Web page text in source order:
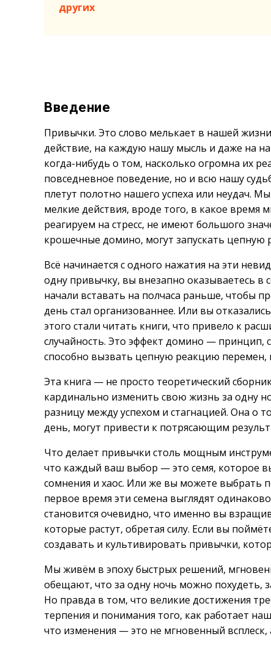
других
Введение
Привычки. Это слово мелькает в нашей
действие, на каждую нашу мысль и даже на
когда-нибудь о том, насколько огромна их
повседневное поведение, но и всю нашу
плетут полотно нашего успеха или неудач.
мелкие действия, вроде того, в какое время
реагируем на стресс, не имеют большого
крошечные домино, могут запускать
Всё начинается с одного нажатия на эти
одну привычку, вы внезапно оказываетесь
начали вставать на полчаса раньше, чтобы
день стал организованнее. Или вы
этого стали читать книги, что привело к
случайность. Это эффект домино — принцип,
способно вызвать цепную реакцию
Эта книга — не просто теоретический
кардинально изменить свою жизнь за одну
разницу между успехом и стагнацией. Она о
день, могут привести к потрясающим
Что делает привычки столь мощным
что каждый ваш выбор — это семя, которое
сомнения и хаос. Или же вы можете выбрать
первое время эти семена выглядят
становится очевидно, что именно вы
которые растут, обретая силу. Если вы
создавать и культивировать привычки,
Мы живём в эпоху быстрых решений,
обещают, что за одну ночь можно похудеть,
Но правда в том, что великие достижения
терпения и понимания того, как работает
что изменения — это не мгновенный всплеск,